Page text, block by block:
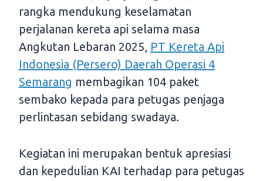
rangka mendukung keselamatan
perjalanan kereta api selama masa
Angkutan Lebaran 2025, PT Kereta Api
Indonesia (Persero) Daerah Operasi 4
Semarang membagikan 104 paket
sembako kepada para petugas penjaga
perlintasan sebidang swadaya.
Kegiatan ini merupakan bentuk apresiasi
dan kepedulian KAI terhadap para petugas